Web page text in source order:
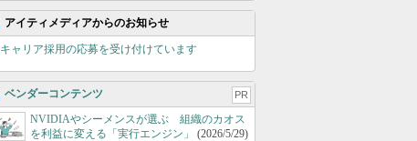
アイティメディアからのお知らせ
キャリア採用の応募を受け付けています
ベンダーコンテンツ PR
NVIDIAやシーメンスが選ぶ 組織のカオス
を利益に変える「実行エンジン」
(2026/5/29)